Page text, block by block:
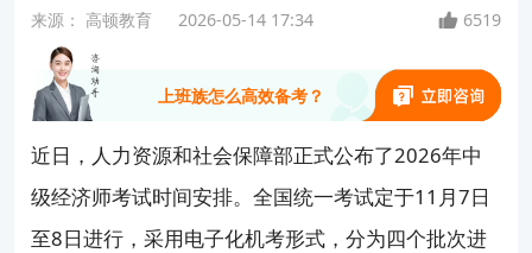
来源： 高顿教育 2026-05-14 17:34 6519
考过之后怎么领证、怎么评职称？
近日，人力资源和社会保障部正式公布了2026年中
级经济师考试时间安排。全国统一考试定于11月7日
至8日进行，采用电子化机考形式，分为四个批次进